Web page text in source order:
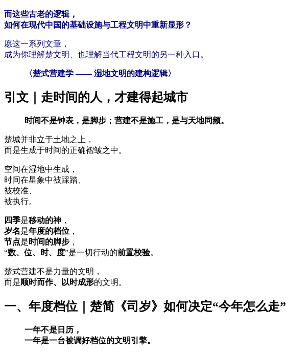
而这些古老的逻辑，
如何在现代中国的基础设施与工程文明中重新显形？
愿这一系列文章，
成为你理解楚文明、也理解当代工程文明的另一种入口。
〈楚式营建学 —— 湿地文明的建构逻辑〉
引文｜走时间的人，才建得起城市
时间不是钟表，是脚步；营建不是施工，是与天地同频。
楚城并非立于土地之上，
而是生成于时间的正确褶皱之中。
空间在湿地中生成，
时间在星象中被踩踏、
被校准、
被执行。
四季是移动的神 ，
岁名是年度的档位 ，
节点是 时间的脚步 ，
“数、位、时、度”是一切行动的前置校验。
楚式营建不是力量的文明，
而是顺时而作、以时成形的文明。
一、年度档位｜楚简《司岁》如何决定“今年怎么走”
一年不是日历，
一年是一台被调好档位的文明引擎。